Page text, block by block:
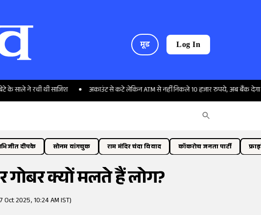
मूड Log In
थी साजिश अकाउंट से कटे लेकिन ATM से नहीं निकले 10 हजार रुपये, अब बैंक देगा 15000
दीपके सोनम वांगचुक राम मंदिर चंदा विवाद कॉकरोच जनता पार्टी
गोबर क्यों मलते हैं लोग?
2025, 10:24 AM IST)